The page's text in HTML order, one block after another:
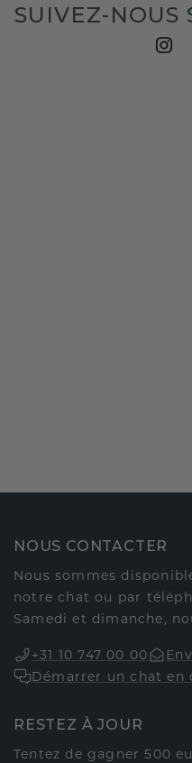
SUIVEZ-NOUS
NOUS CONTACTER
Nous sommes
notre chat ou par
Samedi et dimanche,
+31 10 747 00 00
Démarrer un chat en
RESTEZ À JOUR
Tentez de gagner 500